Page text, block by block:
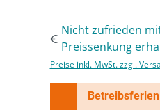
Nicht zufrieden
Preissenkung
Preise inkl. MwSt. zzgl.